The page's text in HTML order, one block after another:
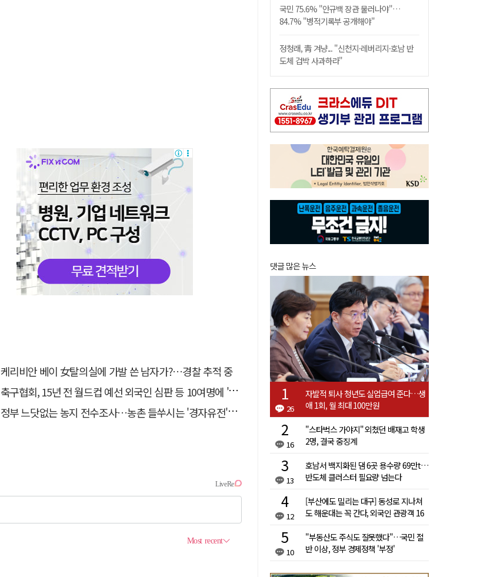
케리비안 베이 女탈의실에 가발 쓴 남자가?…경찰 추적 중
축구협회, 15년 전 월드컵 예선 외국인 심판 등 10여명에 '성 접대'
정부 느닷없는 농지 전수조사…농촌 들쑤시는 '경자유전'의 칼날
국민 75.6% "안규백 장관 물러나야"…
84.7% "병적기록부 공개해야"
정청래, 靑 겨냥... "신천지·레버리지·호남 반
도체 겁박 사과하라"
댓글 많은 뉴스
26
자발적 퇴사 청년도 실업급여 준다…생
애 1회, 월 최대 100만원
16
"스타벅스 가야지" 외쳤던 배재고 학생
2명, 결국 중징계
13
호남서 백지화된 댐 6곳 용수량 69만t…
반도체 클러스터 필요량 넘는다
12
[부산에도 밀리는 대구] 동성로 지나쳐
도 해운대는 꼭 간다, 외국인 관광객 16
10
"부동산도 주식도 잘못했다"…국민 절
반 이상, 정부 경제정책 '부정'